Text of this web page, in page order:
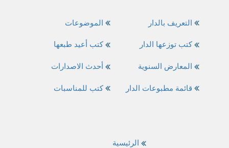
الموضوعات
كتب أعيد طبعها
أحدث الاصدارات
كتب للمناسبات
التعريف بالدار
كتب توزعها الدار
المعارض السنوية
قائمة مطبوعات الدار
الرئيسية